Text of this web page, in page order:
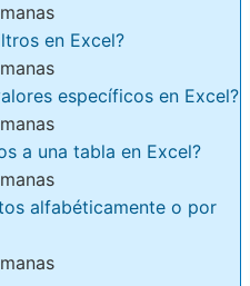
en Excel?
específicos en Excel?
a una tabla en Excel?
alfabéticamente o por